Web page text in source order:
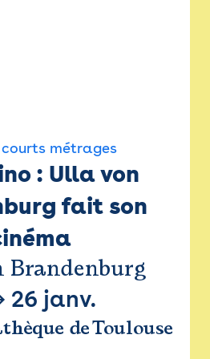
métrages
: Ulla von
fait son
Brandenburg
26 janv.
de Toulouse